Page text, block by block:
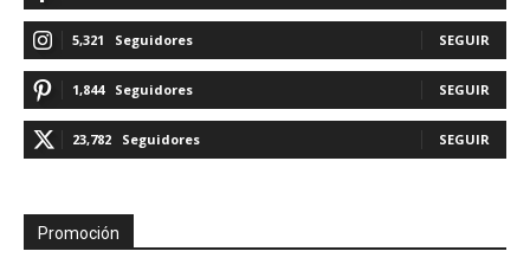
5,321 Seguidores SEGUIR
1,844 Seguidores SEGUIR
23,782 Seguidores SEGUIR
Promoción